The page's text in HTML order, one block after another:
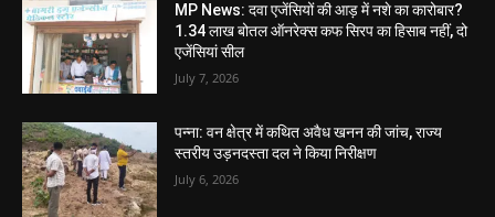
MP News: दवा एजेंसियों की आड़ में नशे का कारोबार?
1.34 लाख बोतल ऑनरेक्स कफ सिरप का हिसाब नहीं, दो
एजेंसियां सील
July 7, 2026
पन्ना: वन क्षेत्र में कथित अवैध खनन की जांच, राज्य
स्तरीय उड़नदस्ता दल ने किया निरीक्षण
July 6, 2026